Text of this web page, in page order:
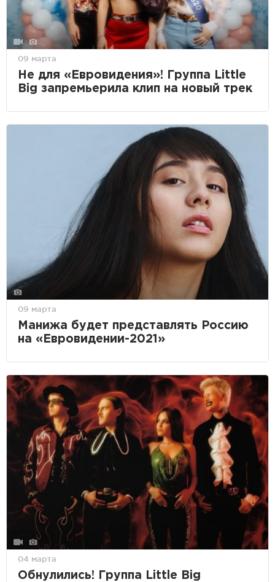
09 марта
Не для «Евровидения»! Группа Little
Big запремьерила клип на новый трек
09 марта
Манижа будет представлять Россию
на «Евровидении-2021»
04 марта
Обнулились! Группа Little Big